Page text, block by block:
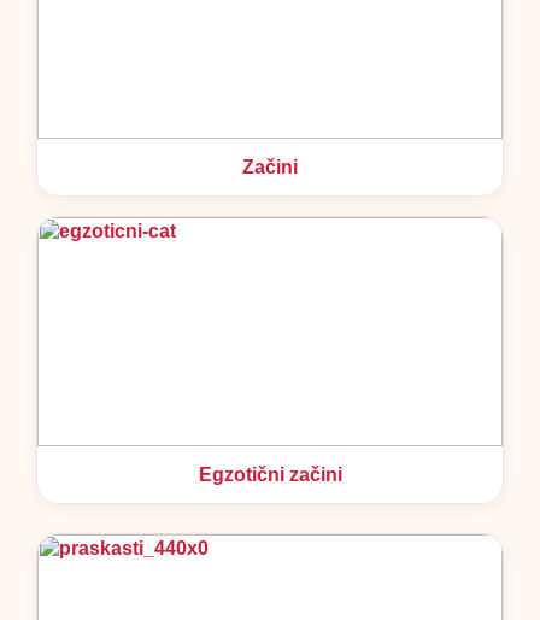
Začini
Egzotični začini